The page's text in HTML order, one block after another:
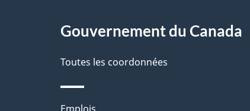
e
Gouvernement du Canada
Toutes les coordonnées
Emplois